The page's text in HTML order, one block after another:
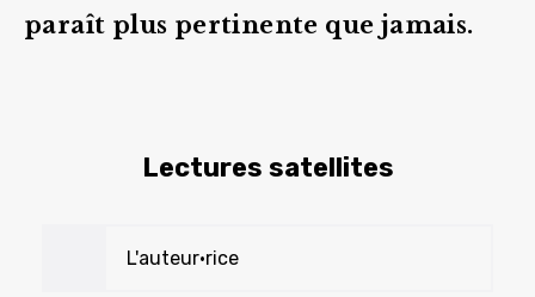
paraît plus pertinente que jamais.
Lectures satellites
L'auteur•rice